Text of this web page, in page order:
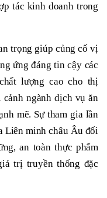
tác kinh doanh trong
trọng giúp củng cố vị
ứng đáng tin cậy các
lượng cao cho thị
ngành dịch vụ ăn
mẽ. Sự tham gia lần
Liên minh châu Âu đối
an toàn thực phẩm
trị truyền thống đặc